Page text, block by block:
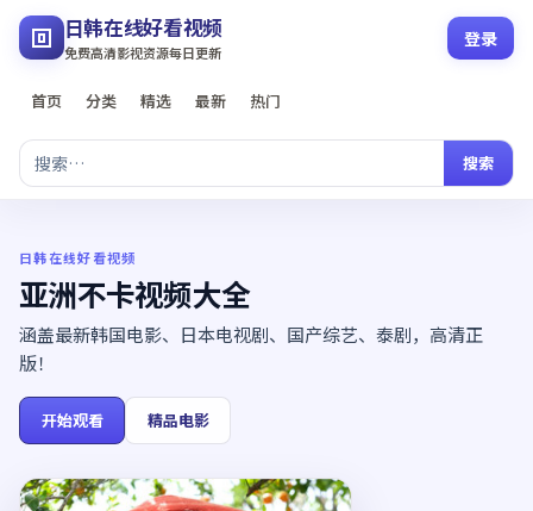
日韩在线好看视频
免费高清影视资源每日更新
首页 分类 精选 最新 热门
搜索
登录
日韩在线好看视频
亚洲不卡视频大全
涵盖最新韩国电影、日本电视剧、国产综艺、泰剧，高清正
版！
开始观看 精品电影